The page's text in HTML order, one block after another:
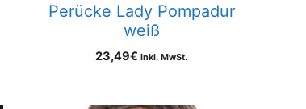
Perücke Lady Pompadur
weiß
23,49€ inkl. MwSt.